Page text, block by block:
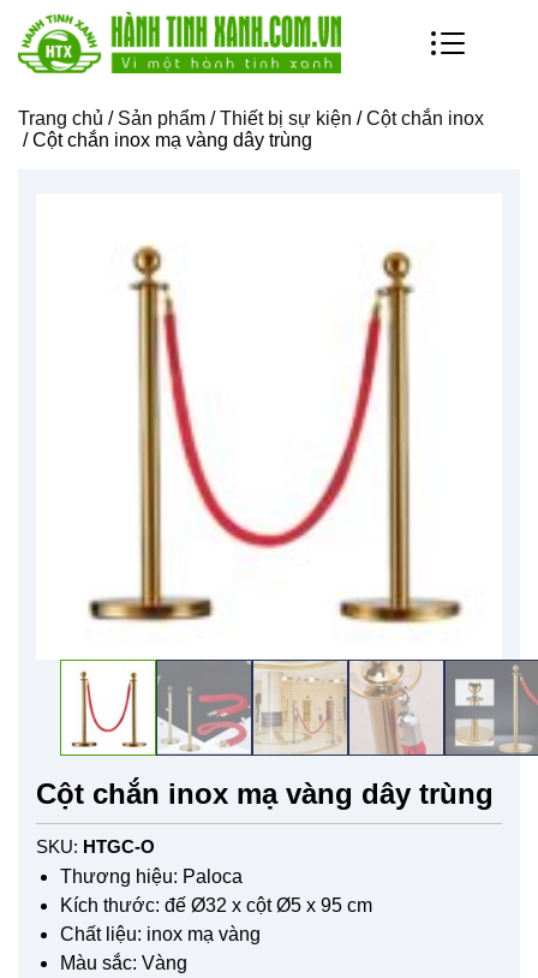
Trang chủ / Sản phẩm /Thiết bị sự kiện /Cột chắn inox
/ Cột chắn inox mạ vàng dây trùng
Cột chắn inox mạ vàng dây trùng
SKU: HTGC-O
Thương hiệu: Paloca
Kích thước: đế Ø32 x cột Ø5 x 95 cm
Chất liệu: inox mạ vàng
Màu sắc: Vàng